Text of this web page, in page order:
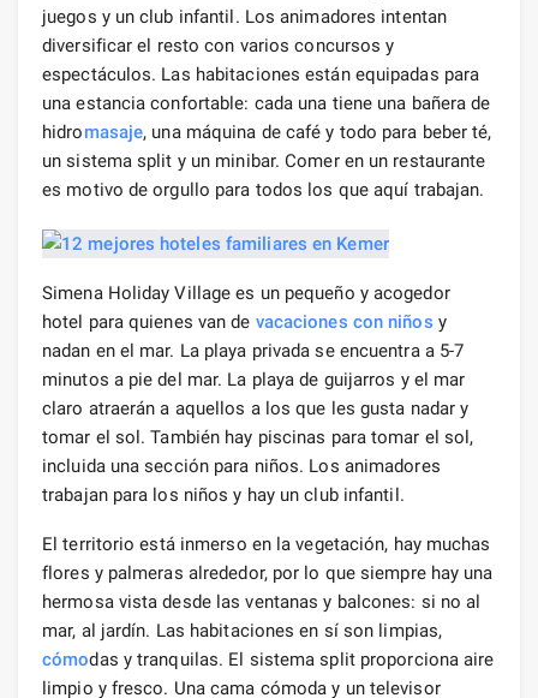
juegos y un club infantil. Los animadores intentan
diversificar el resto con varios concursos y
espectáculos. Las habitaciones están equipadas para
una estancia confortable: cada una tiene una bañera de
hidromasaje, una máquina de café y todo para beber té,
un sistema split y un minibar. Comer en un restaurante
es motivo de orgullo para todos los que aquí trabajan.
Simena Holiday Village es un pequeño y acogedor
hotel para quienes van de vacaciones con niños y
nadan en el mar. La playa privada se encuentra a 5-7
minutos a pie del mar. La playa de guijarros y el mar
claro atraerán a aquellos a los que les gusta nadar y
tomar el sol. También hay piscinas para tomar el sol,
incluida una sección para niños. Los animadores
trabajan para los niños y hay un club infantil.
El territorio está inmerso en la vegetación, hay muchas
flores y palmeras alrededor, por lo que siempre hay una
hermosa vista desde las ventanas y balcones: si no al
mar, al jardín. Las habitaciones en sí son limpias,
cómodas y tranquilas. El sistema split proporciona aire
limpio y fresco. Una cama cómoda y un televisor